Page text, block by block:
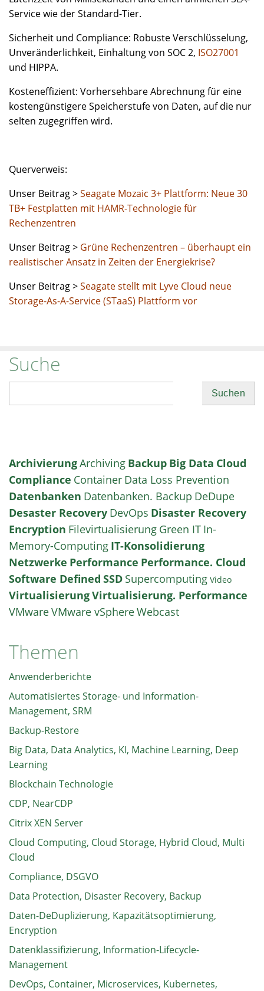
Service wie der Standard-Tier.
Sicherheit und Compliance: Robuste Verschlüsselung,
Unveränderlichkeit, Einhaltung von SOC 2, ISO27001
und HIPPA.
Kosteneffizient: Vorhersehbare Abrechnung für eine
kostengünstigere Speicherstufe von Daten, auf die nur
selten zugegriffen wird.
Querverweis:
Unser Beitrag >Seagate Mozaic 3+ Plattform: Neue 30
TB+ Festplatten mit HAMR-Technologie für
Rechenzentren
Unser Beitrag > Grüne Rechenzentren – überhaupt ein
realistischer Ansatz in Zeiten der Energiekrise?
Unser Beitrag >Seagate stellt mit Lyve Cloud neue
Storage-As-A-Service (STaaS) Plattform vor
Suche
ArchivierungArchiving Backup Big Data Cloud
Compliance Container Data Loss Prevention
Datenbanken Datenbanken. Backup DeDupe
Desaster Recovery DevOps Disaster Recovery
Encryption Filevirtualisierung Green IT In-
Memory-Computing IT-Konsolidierung
Netzwerke Performance Performance. Cloud
Software Defined SSD Supercomputing Video
VirtualisierungVirtualisierung. Performance
VMwareVMware vSphereWebcast
Themen
Anwenderberichte
Automatisiertes Storage- und Information-
Management, SRM
Backup-Restore
Big Data, Data Analytics, KI, Machine Learning, Deep
Learning
Blockchain Technologie
CDP, NearCDP
Citrix XEN Server
Cloud Computing, Cloud Storage, Hybrid Cloud, Multi
Cloud
Compliance, DSGVO
Data Protection, Disaster Recovery, Backup
Daten-DeDuplizierung, Kapazitätsoptimierung,
Encryption
Datenklassifizierung, Information-Lifecycle-
Management
DevOps, Container, Microservices, Kubernetes,